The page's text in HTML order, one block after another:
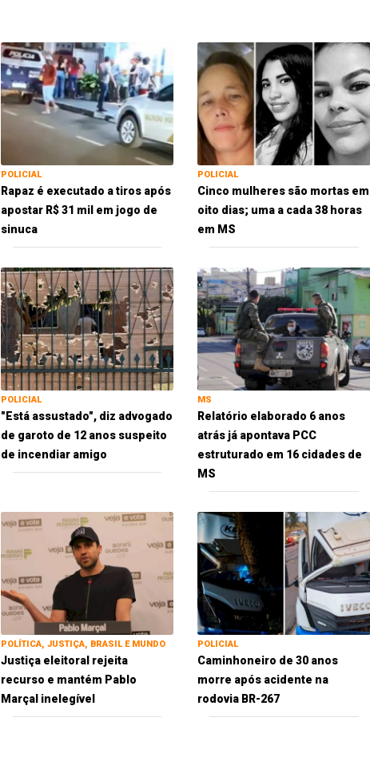
POLICIAL
Rapaz é executado a tiros após
apostar R$ 31 mil em jogo de
sinuca
POLICIAL
Cinco mulheres são mortas em
oito dias; uma a cada 38 horas
em MS
POLICIAL
"Está assustado", diz advogado
de garoto de 12 anos suspeito
de incendiar amigo
MS
Relatório elaborado 6 anos
atrás já apontava PCC
estruturado em 16 cidades de
MS
POLÍTICA, JUSTIÇA, BRASIL E MUNDO
Justiça eleitoral rejeita
recurso e mantém Pablo
Marçal inelegível
POLICIAL
Caminhoneiro de 30 anos
morre após acidente na
rodovia BR-267